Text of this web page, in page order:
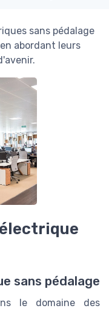
sans pédalage
abordant leurs
sans pédalage
le domaine des